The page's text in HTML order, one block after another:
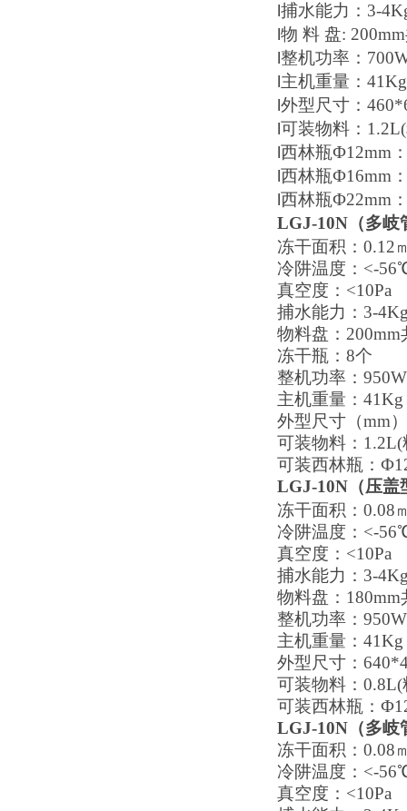
l捕水能力：3-
l物 料 盘:
l整机功率：
l主机重量：41Kg
l外型尺寸：
l可装物料：
l西林瓶Ф12mm
l西林瓶Ф16mm
l西林瓶Ф22mm
LGJ-10N（多岐
冻干面积：0.12
冷阱温度：<-
真空度：<10Pa
捕水能力：3-
物料盘：200mm
冻干瓶：8个
整机功率：950W
主机重量：41Kg
外型尺寸（mm
可装物料：1.2L(
可装西林瓶：
LGJ-10N（压盖
冻干面积：0.08
冷阱温度：<-
真空度：<10Pa
捕水能力：3-
物料盘：180mm
整机功率：950W
主机重量：41Kg
外型尺寸：
可装物料：0.8L(
可装西林瓶：
LGJ-10N（多岐
冻干面积：0.08
冷阱温度：<-
真空度：<10Pa